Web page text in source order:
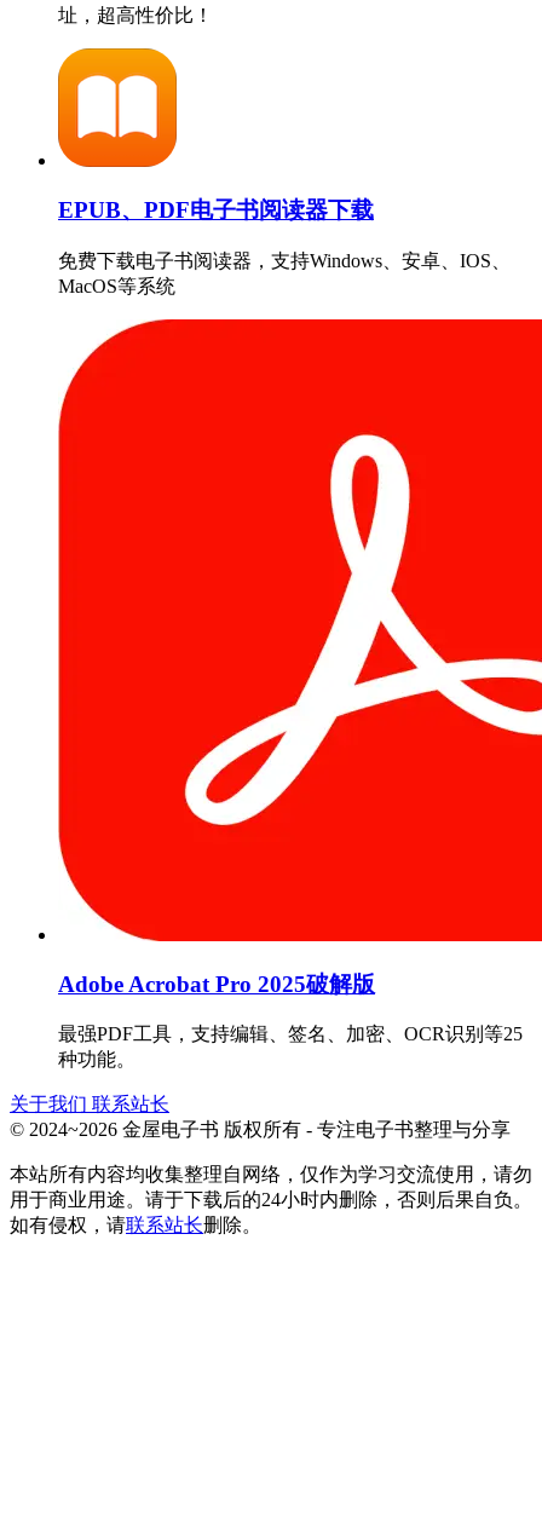
址，超高性价比！
EPUB、PDF电子书阅读器下载
免费下载电子书阅读器，支持Windows、安卓、IOS、
MacOS等系统
Adobe Acrobat Pro 2025破解版
最强PDF工具，支持编辑、签名、加密、OCR识别等25
种功能。
关于我们 联系站长
© 2024~2026 金屋电子书 版权所有 - 专注电子书整理与分享
本站所有内容均收集整理自网络，仅作为学习交流使用，请勿
用于商业用途。请于下载后的24小时内删除，否则后果自负。
如有侵权，请联系站长删除。